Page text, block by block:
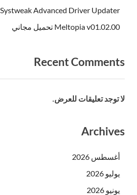
Systweak Advanced Driver Updater تحميل مجاني
Meltopia v01.02.00 تحميل مجاني
Recent Comments
لا توجد تعليقات للعرض.
Archives
أغسطس 2026
يوليو 2026
يونيو 2026